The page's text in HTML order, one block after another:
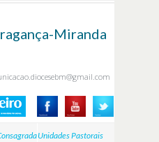
Miranda
Unidades Pastorais